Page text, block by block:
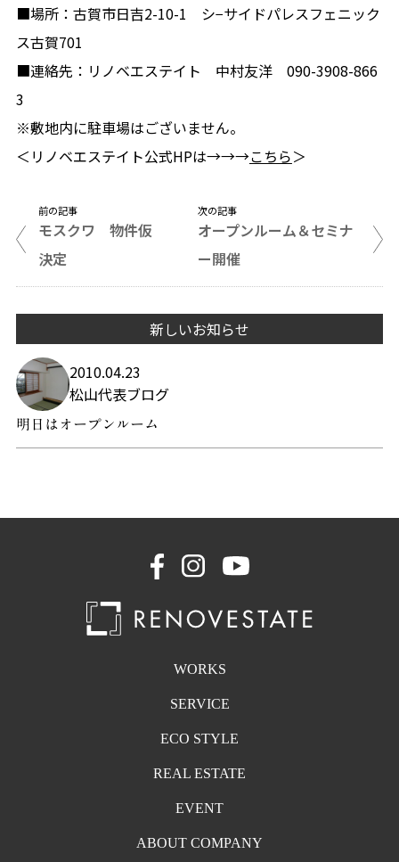
■場所：古賀市日吉2-10-1 シ−サイドパレスフェニック
ス古賀701
■連絡先：リノベエステイト 中村友洋 090-3908-866
3
※敷地内に駐車場はございません。
＜リノベエステイト公式HPは→→→こちら＞
前の記事
モスクワ 物件仮
決定
次の記事
オープンルーム＆セミナ
ー開催
新しいお知らせ
2010.04.23
松山代表ブログ
明日はオープンルーム
WORKS
SERVICE
ECO STYLE
REAL ESTATE
EVENT
ABOUT COMPANY